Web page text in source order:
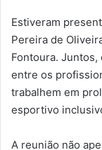
Estiveram
Pereira de
Fontoura.
entre os
trabalhem em
esportivo
A reunião não